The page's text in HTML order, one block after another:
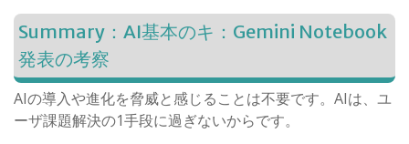
Summary ： AI基本のキ： Gemini Notebook
発表の考察
AIの導入や進化を脅威と感じることは不要です。 AIは、ユ
ーザ課題解決の1手段に過ぎないからです。